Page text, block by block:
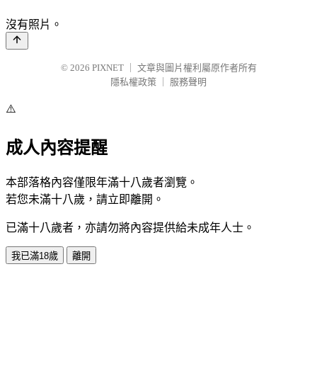
沒有照片。
© 2026 PIXNET
文章與圖片權利屬原作者所有
隱私權政策
服務聲明
⚠️
成人內容提醒
本部落格內容僅限年滿十八歲者瀏覽。
若您未滿十八歲，請立即離開。
已滿十八歲者，亦請勿將內容提供給未成年人士。
我已滿18歲 離開